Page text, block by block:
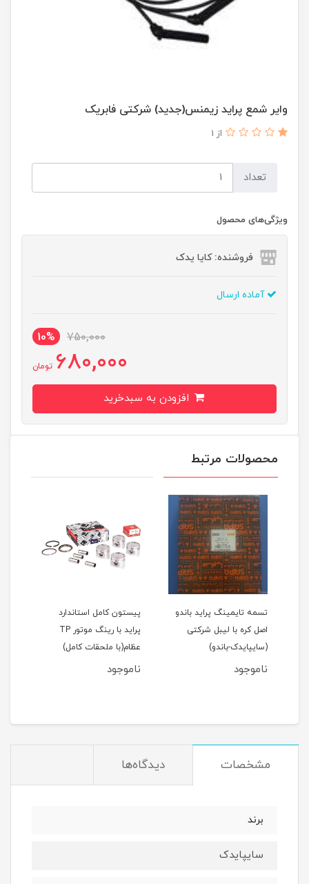
وایر شمع پراید زیمنس(جدید) شرکتی فابریک
از 1
تعداد
ویژگی‌های محصول
فروشنده: کایا یدک
آماده ارسال
750,000
10%
680,000 تومان
محصولات مرتبط
تسمه تایمینگ پراید باندو
اصل کره با لیبل شرکتی
(سایپایدک-باندو)
ناموجود
پیستون کامل استاندارد
پراید با رینگ موتور TP
عظام(با ملحقات کامل)
ناموجود
مشخصات دیدگاه‌ها
برند
سایپایدک